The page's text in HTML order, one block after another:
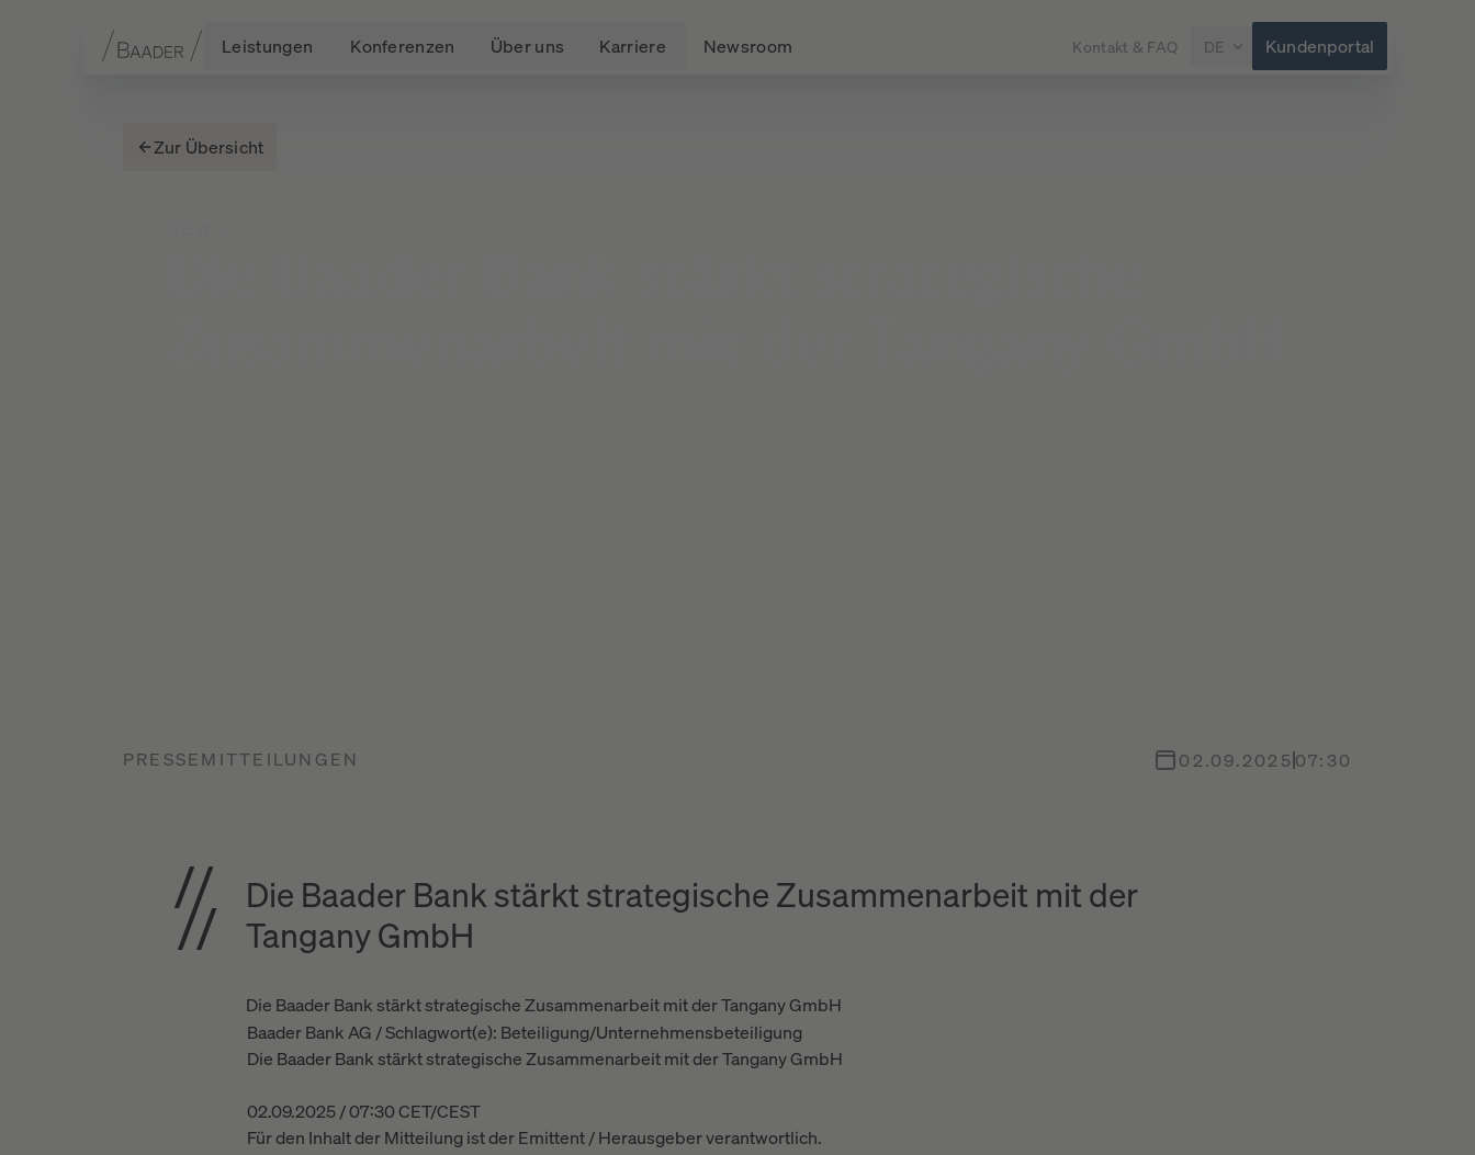
Leistungen Konferenzen Über uns Karriere Newsroom Kontakt & FAQ DE Kundenportal
Zur Übersicht
PRESSEMITTEILUNGEN 02.09.202507:30
Die Baader Bank stärkt strategische Zusammenarbeit mit der
Tangany GmbH
Die Baader Bank stärkt strategische Zusammenarbeit mit der Tangany GmbH
Baader Bank AG / Schlagwort(e): Beteiligung/Unternehmensbeteiligung
Die Baader Bank stärkt strategische Zusammenarbeit mit der Tangany GmbH
02.09.2025 / 07:30 CET/CEST
Für den Inhalt der Mitteilung ist der Emittent / Herausgeber verantwortlich.